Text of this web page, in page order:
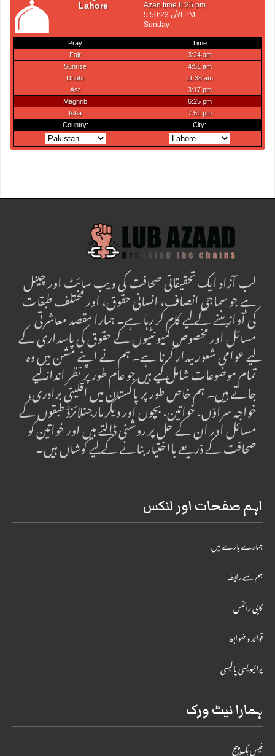
لب آزاد ایک تحقیقاتی صحافت کی ویب سائٹ اور چینل
ہے جو سماجی انصاف، انسانی حقوق، اور مختلف طبقات
کی آواز بننے کے لیے کام کر رہا ہے۔ ہمارا مقصد معاشرتی
مسائل اور مخصوص کمیونٹیوں کے حقوق کی پاسداری کے
لیے عوامی شعور بیدار کرنا ہے۔ ہم نے اپنے مشن میں وہ
تمام موضوعات شامل کیے ہیں جو عام طور پر نظر انداز کیے
جاتے ہیں۔ ہم خاص طور پر پاکستان میں اقلیتی برادری،
خواجہ سراؤں، خواتین، بچوں اور دیگر مارجنلائزڈ طبقوں کے
مسائل اور ان کے حل پر روشنی ڈالتے ہیں اور خواتین کو
صحافت کے ذریعے بااختیار بنانے کے لیے کوشاں ہیں۔
اہم صفحات اور لنکس
ہمارے بارے میں
ہم سے رابطہ
کاپی رائٹس
قوائد و ضوابط
پرائیویسی پالیسی
ہمارا نیٹ ورک